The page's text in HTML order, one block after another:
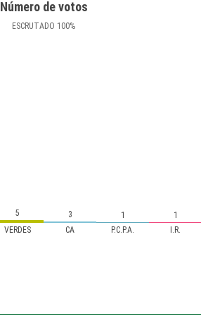
Número de votos
ESCRUTADO 100%
VERDES CA P.C.P.A. I.R.
5 3 1 1